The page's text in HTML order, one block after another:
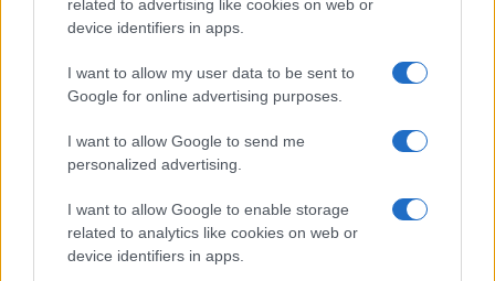
related to advertising like cookies on web or
device identifiers in apps.
I want to allow my user data to be sent to
Google for online advertising purposes.
I want to allow Google to send me
personalized advertising.
I want to allow Google to enable storage
related to analytics like cookies on web or
device identifiers in apps.
HÍRDETÉS
LEGOLVASOTTABB
Kecskeméten is szakirányú
továbbképzésekkel erősít a Gál Ferenc